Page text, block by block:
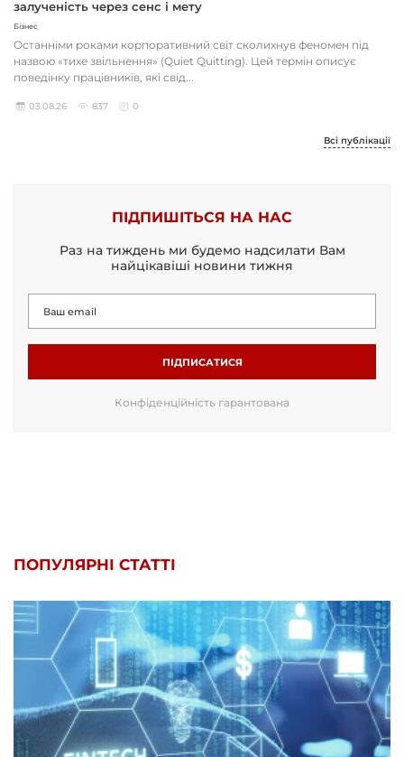
залученість через сенс і мету
Бізнес
Останніми роками корпоративний світ сколихнув феномен під
назвою «тихе звільнення» (Quiet Quitting). Цей термін описує
поведінку працівників, які свід...
03.08.26 837 0
Всі публікації
ПІДПИШІТЬСЯ НА НАС
Раз на тиждень ми будемо надсилати Вам
найцікавіші новини тижня
ПІДПИСАТИСЯ
Конфіденційність гарантована
ПОПУЛЯРНІ СТАТТІ